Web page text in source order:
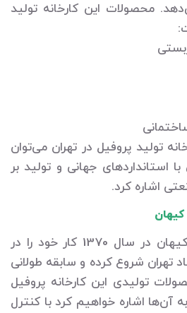
محصولات این کارخانه تولید
تولید پروفیل در تهران می‌توان
استانداردهای جهانی و تولید بر
اشاره کرد.
کارخانه لوله و پروفیل کیهان در سال 1370 کار خود را در
شروع کرده و سابقه طولانی
تولیدی این کارخانه پروفیل
آن‌ها اشاره خواهیم کرد با کنترل